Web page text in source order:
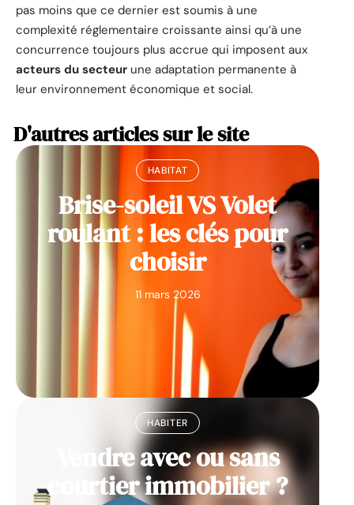
pas moins que ce dernier est soumis à une
complexité réglementaire croissante ainsi qu’à une
concurrence toujours plus accrue qui imposent aux
acteurs du secteur une adaptation permanente à
leur environnement économique et social.
D'autres articles sur le site
HABITAT
Brise-soleil VS Volet
roulant : les clés pour
choisir
11 mars 2026
HABITER
Vendre avec ou sans
courtier immobilier ?